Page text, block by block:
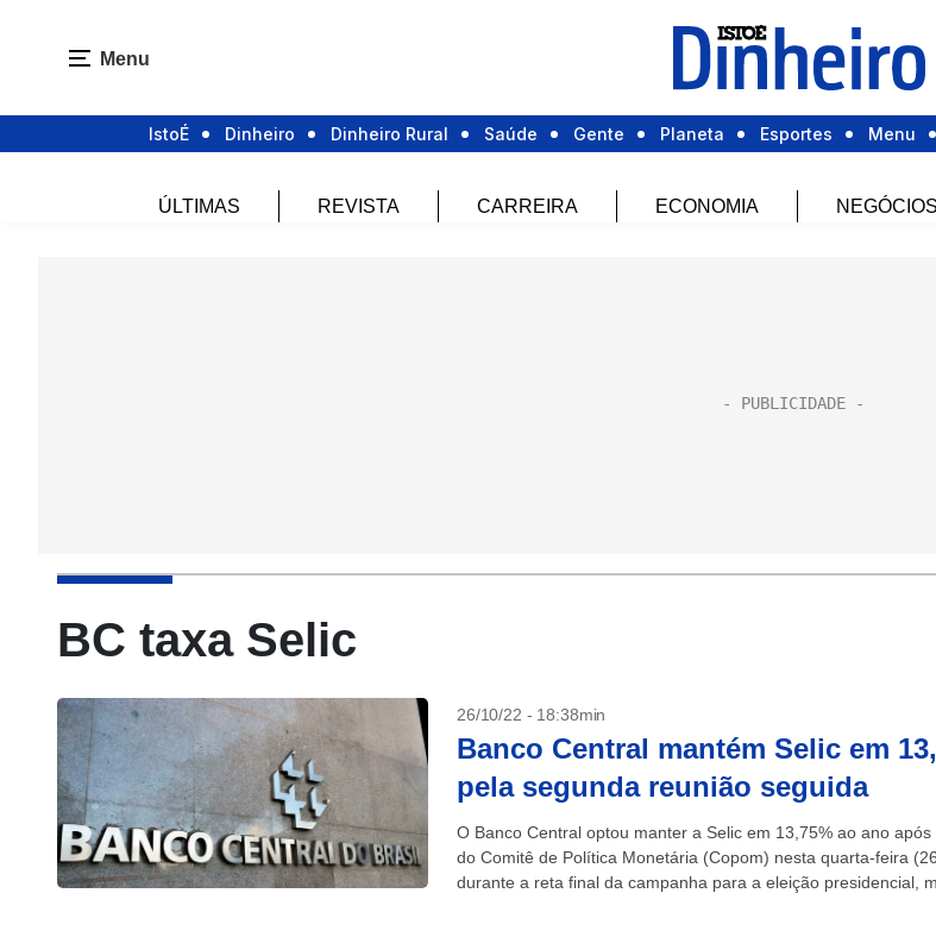
Menu
IstoÉ Dinheiro Dinheiro Rural Saúde Gente Planeta Esportes Menu
ÚLTIMAS REVISTA CARREIRA ECONOMIA NEGÓCIOS
BC taxa Selic
26/10/22 - 18:38min
Banco Central mantém Selic em
pela segunda reunião seguida
O Banco Central optou manter a Selic em 13,75% ao ano após
do Comitê de Política Monetária (Copom) nesta quarta-feira
durante a reta final da campanha para a eleição presidencial,